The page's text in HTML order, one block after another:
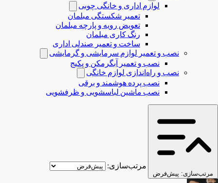
لوازم اداری و خانگی چوبی
تعمیر شکستگی مبلمان
تعویض رویه و پارچه مبلمان
رنگ کاری مبلمان
ساخت و تعمیر صندلی اداری
نصب و تعمیر لوازم سرمایشی و گرمایشی
نصب و تعمیر آبگرمکن و پکیج
نصب و راه‌اندازی لوازم خانگی
نصب پرده هوشمند و برقی
نصب ماشین لباسشویی و ظرفشویی
مرتب‌سازی: پیش‌فرض
مرتب‌سازی: